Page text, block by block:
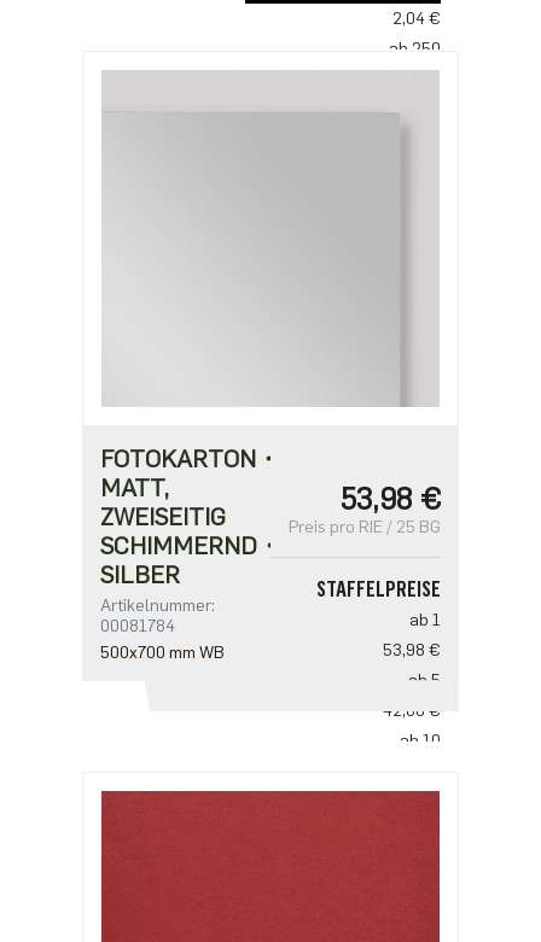
2,04 €
ab 250
ab 625
FOTOKARTON・
MATT,
ZWEISEITIG
SCHIMMERND・
SILBER
Artikelnummer:
00081784
500x700 mm WB
53,98 €
Preis pro RIE / 25 BG
STAFFELPREISE
ab 1
53,98 €
ab 5
42,86 €
ab 10